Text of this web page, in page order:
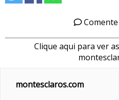
Clique aqui para ver
montesclaros.com